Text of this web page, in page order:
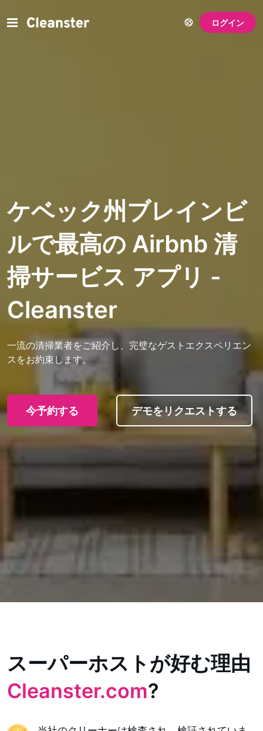
ログイン
ケベック州ブレインビ
ルで最高の Airbnb 清
掃サービス アプリ -
Cleanster
一流の清掃業者をご紹介し、完璧なゲストエクスペリエン
スをお約束します。
今予約する デモをリクエストする
スーパーホストが好む理由
Cleanster.com?